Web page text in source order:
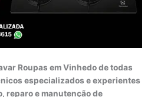
Roupas em Vinhedo de todas
especializados e experientes
reparo e manutenção de